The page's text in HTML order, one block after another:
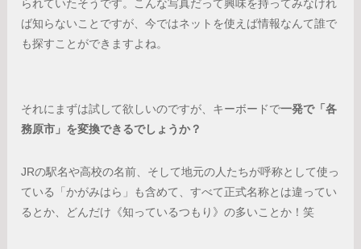
られていたそうです。こんな写真だって興味を持ってみなけれ
ば知らないことですが、今ではネットを使えば情報なんて誰で
も探すことができますよね。
それにまずは試して欲しいのですが、キーボードで一発で「各
務原市」を変換できるでしょうか？
JRの駅名や高校の名前、そして地元の人たちが呼称として使っ
ている「かがみはら」も含めて、すべて正式名称とは違ってい
るとか、どんだけ《知っているつもり》の多いことか！笑